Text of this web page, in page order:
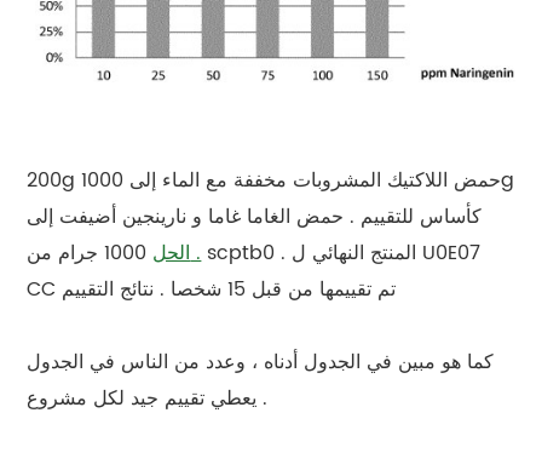
200g حمض اللاكتيك المشروبات مخففة مع الماء إلى 1000g
كأساس للتقييم . حمض الغاما غاما و نارينجين أضيفت إلى
الحل .scptb0 . المنتج النهائي ل U0E07
CC تم تقييمها من قبل 15 شخصا . نتائج التقييم
كما هو مبين في الجدول أدناه ، وعدد من الناس في الجدول
يعطي تقييم جيد لكل مشروع .